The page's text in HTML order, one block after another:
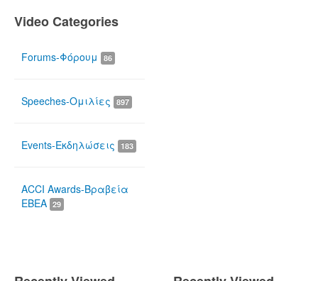
Video Categories
Forums-Φόρουμ 86
Speeches-Ομιλίες 897
Events-Εκδηλώσεις 183
ACCI Awards-Βραβεία
ΕΒΕΑ 29